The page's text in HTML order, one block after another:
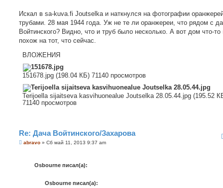
Искал в sa-kuva.fi Joutselka и наткнулся на фотографии
трубами. 28 мая 1944 года. Уж не те ли оранжереи, что рядом с
Войтинского? Видно, что и труб было несколько. А вот дом что-то
похож на тот, что сейчас.
ВЛОЖЕНИЯ
151678.jpg (198.04 КБ) 71140 просмотров
Terijoella sijaitseva kasvihuonealue Joutselka 28.05.44.jpg (195.52
71140 просмотров
Re: Дача Войтинского/Захарова
Сabravo » Сб май 11, 2013 9:37 am
Osbourne писал(а):
Osbourne писал(а):